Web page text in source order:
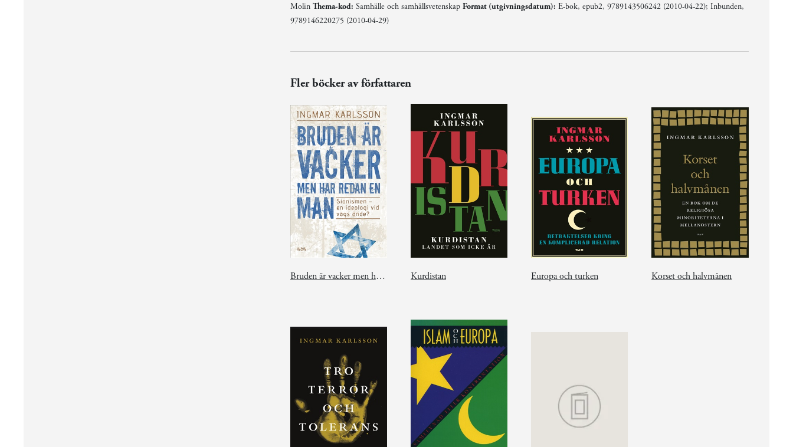
Molin Thema-kod: Samhälle och samhällsvetenskap Format (utgivningsdatum): E-bok, epub2, 9789143506242 (2010-04-22); Inbunden,
9789146220275 (2010-04-29)
Fler böcker av författaren
Bruden är vacker men har redan en man Kurdistan Europa och turken Korset och halvmånen